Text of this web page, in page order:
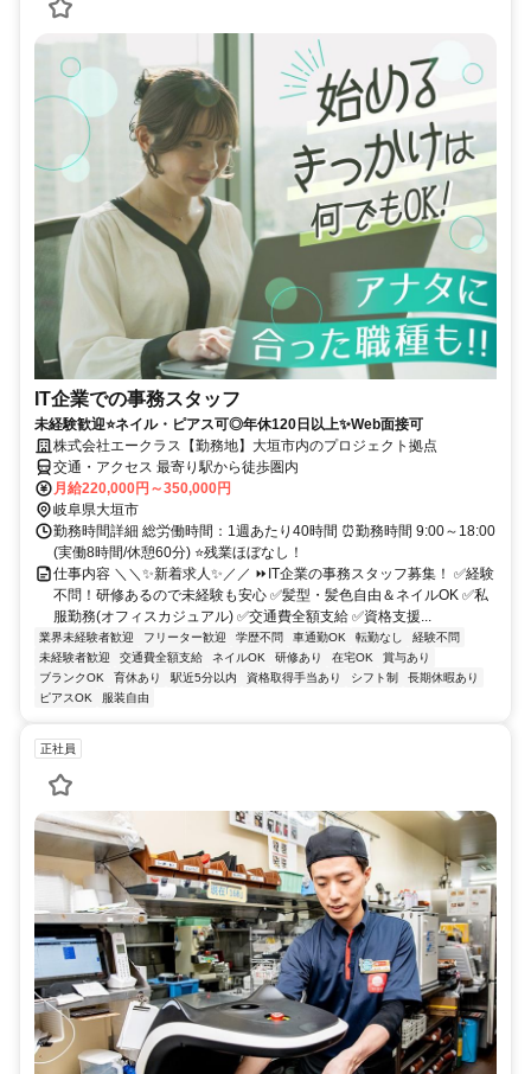
IT企業での事務スタッフ
未経験歓迎⭐ネイル・ピアス可◎年休120日以上✨Web面接可
株式会社エークラス【勤務地】大垣市内のプロジェクト拠点
交通・アクセス 最寄り駅から徒歩圏内
月給220,000円～350,000円
岐阜県大垣市
勤務時間詳細 総労働時間：1週あたり40時間 ⏰勤務時間 9:00～18:00
(実働8時間/休憩60分) ⭐残業ほぼなし！
仕事内容 ＼＼✨新着求人✨／／ ⏩IT企業の事務スタッフ募集！ ✅経験
不問！研修あるので未経験も安心 ✅髪型・髪色自由＆ネイルOK ✅私
服勤務(オフィスカジュアル) ✅交通費全額支給 ✅資格支援...
業界未経験者歓迎 フリーター歓迎 学歴不問 車通勤OK 転勤なし
経験不問
未経験者歓迎
交通費全額支給 ネイルOK 研修あり 在宅OK
賞与あり
ブランクOK
育休あり 駅近5分以内 資格取得手当あり シフト制
長期休暇あり
ピアスOK
服装自由
正社員